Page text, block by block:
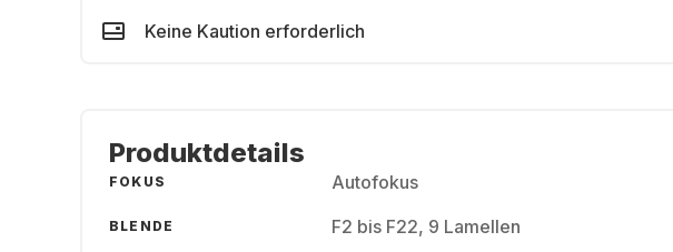
Keine Kaution erforderlich
Produktdetails
FOKUS Autofokus
BLENDE F2 bis F22, 9 Lamellen